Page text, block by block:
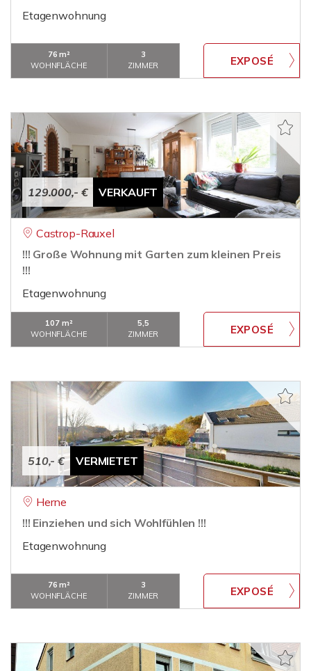
Etagenwohnung
76 m²
WOHNFLÄCHE
3
ZIMMER
129.000,- € VERKAUFT
Castrop-Rauxel
!!! Große Wohnung mit Garten zum kleinen Preis
!!!
Etagenwohnung
107 m²
WOHNFLÄCHE
5,5
ZIMMER
510,- € VERMIETET
Herne
!!! Einziehen und sich Wohlfühlen !!!
Etagenwohnung
76 m²
WOHNFLÄCHE
3
ZIMMER